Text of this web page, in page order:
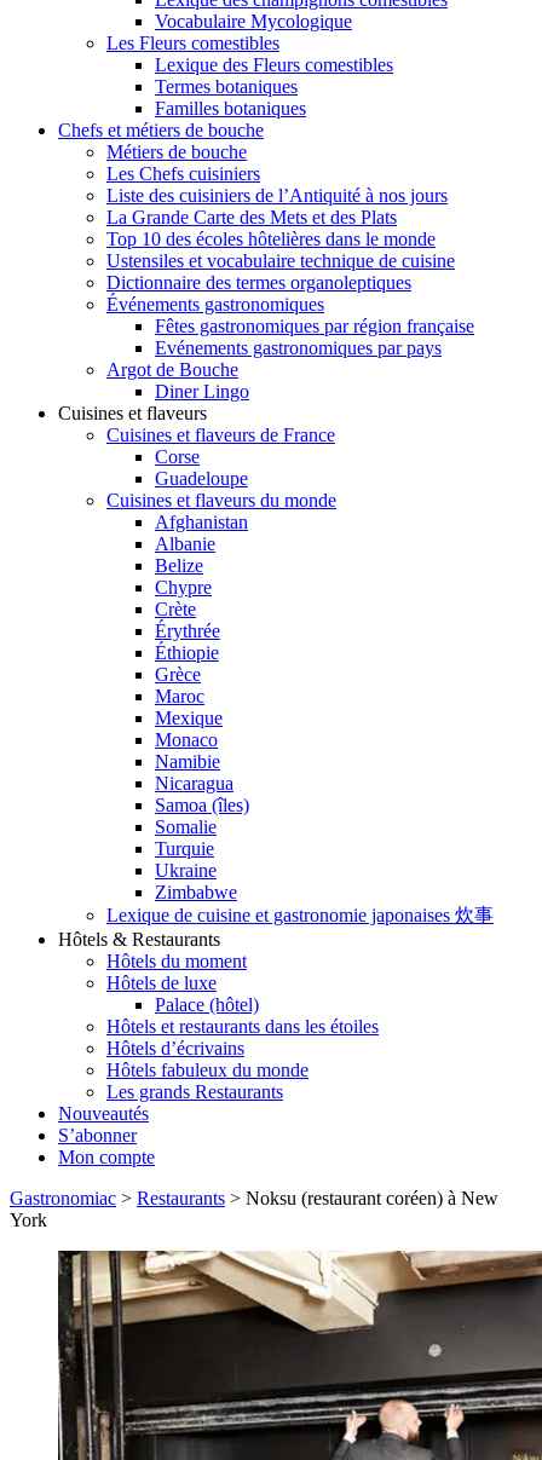
Vocabulaire Mycologique
Les Fleurs comestibles
Lexique des Fleurs comestibles
Termes botaniques
Familles botaniques
Chefs et métiers de bouche
Métiers de bouche
Les Chefs cuisiniers
Liste des cuisiniers de l’Antiquité à nos jours
La Grande Carte des Mets et des Plats
Top 10 des écoles hôtelières dans le monde
Ustensiles et vocabulaire technique de cuisine
Dictionnaire des termes organoleptiques
Événements gastronomiques
Fêtes gastronomiques par région française
Evénements gastronomiques par pays
Argot de Bouche
Diner Lingo
Cuisines et flaveurs
Cuisines et flaveurs de France
Corse
Guadeloupe
Cuisines et flaveurs du monde
Afghanistan
Albanie
Belize
Chypre
Crète
Érythrée
Éthiopie
Grèce
Maroc
Mexique
Monaco
Namibie
Nicaragua
Samoa (îles)
Somalie
Turquie
Ukraine
Zimbabwe
Lexique de cuisine et gastronomie japonaises 炊事
Hôtels & Restaurants
Hôtels du moment
Hôtels de luxe
Palace (hôtel)
Hôtels et restaurants dans les étoiles
Hôtels d’écrivains
Hôtels fabuleux du monde
Les grands Restaurants
Nouveautés
S’abonner
Mon compte
Gastronomiac > Restaurants > Noksu (restaurant coréen) à New
York